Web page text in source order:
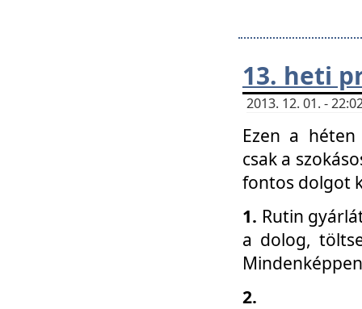
13. heti
2013. 12. 01. -
Ezen a
csak a
fontos dolgot
1. Rutin
a dolog,
2.